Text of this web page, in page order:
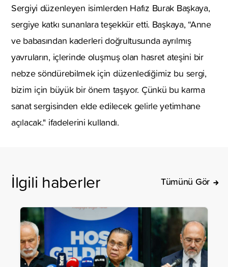
Sergiyi düzenleyen isimlerden Hafız Burak Başkaya,
sergiye katkı sunanlara teşekkür etti. Başkaya, “Anne
ve babasından kaderleri doğrultusunda ayrılmış
yavruların, içlerinde oluşmuş olan hasret ateşini bir
nebze söndürebilmek için düzenlediğimiz bu sergi,
bizim için büyük bir önem taşıyor. Çünkü bu karma
sanat sergisinden elde edilecek gelirle yetimhane
açılacak." ifadelerini kullandı.
İlgili haberler Tümünü Gör